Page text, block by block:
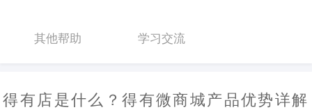
其他帮助 学习交流
得有店是什么？得有微商城产品优势详解